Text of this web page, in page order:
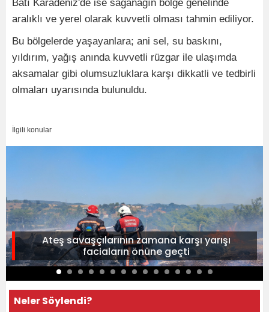
Batı Karadeniz'de ise sağanağın bölge genelinde
aralıklı ve yerel olarak kuvvetli olması tahmin ediliyor.
Bu bölgelerde yaşayanlara; ani sel, su baskını,
yıldırım, yağış anında kuvvetli rüzgar ile ulaşımda
aksamalar gibi olumsuzluklara karşı dikkatli ve tedbirli
olmaları uyarısında bulunuldu.
İlgili konular
Ateş savaşçılarının zamana karşı yarışı
faciaların önüne geçti
Neler Söylendi?